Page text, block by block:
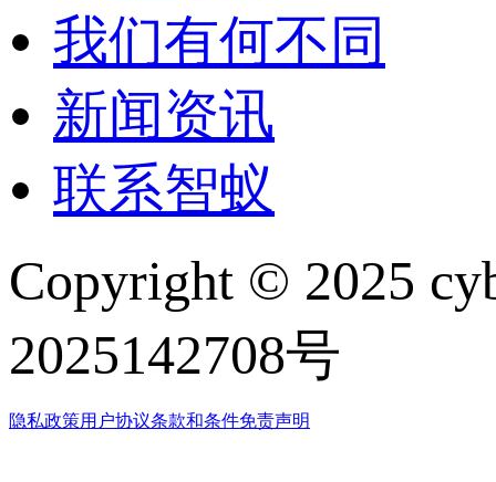
我们有何不同
新闻资讯
联系智蚁
Copyright © 2025
2025142708号
隐私政策用户协议条款和条件免责声明